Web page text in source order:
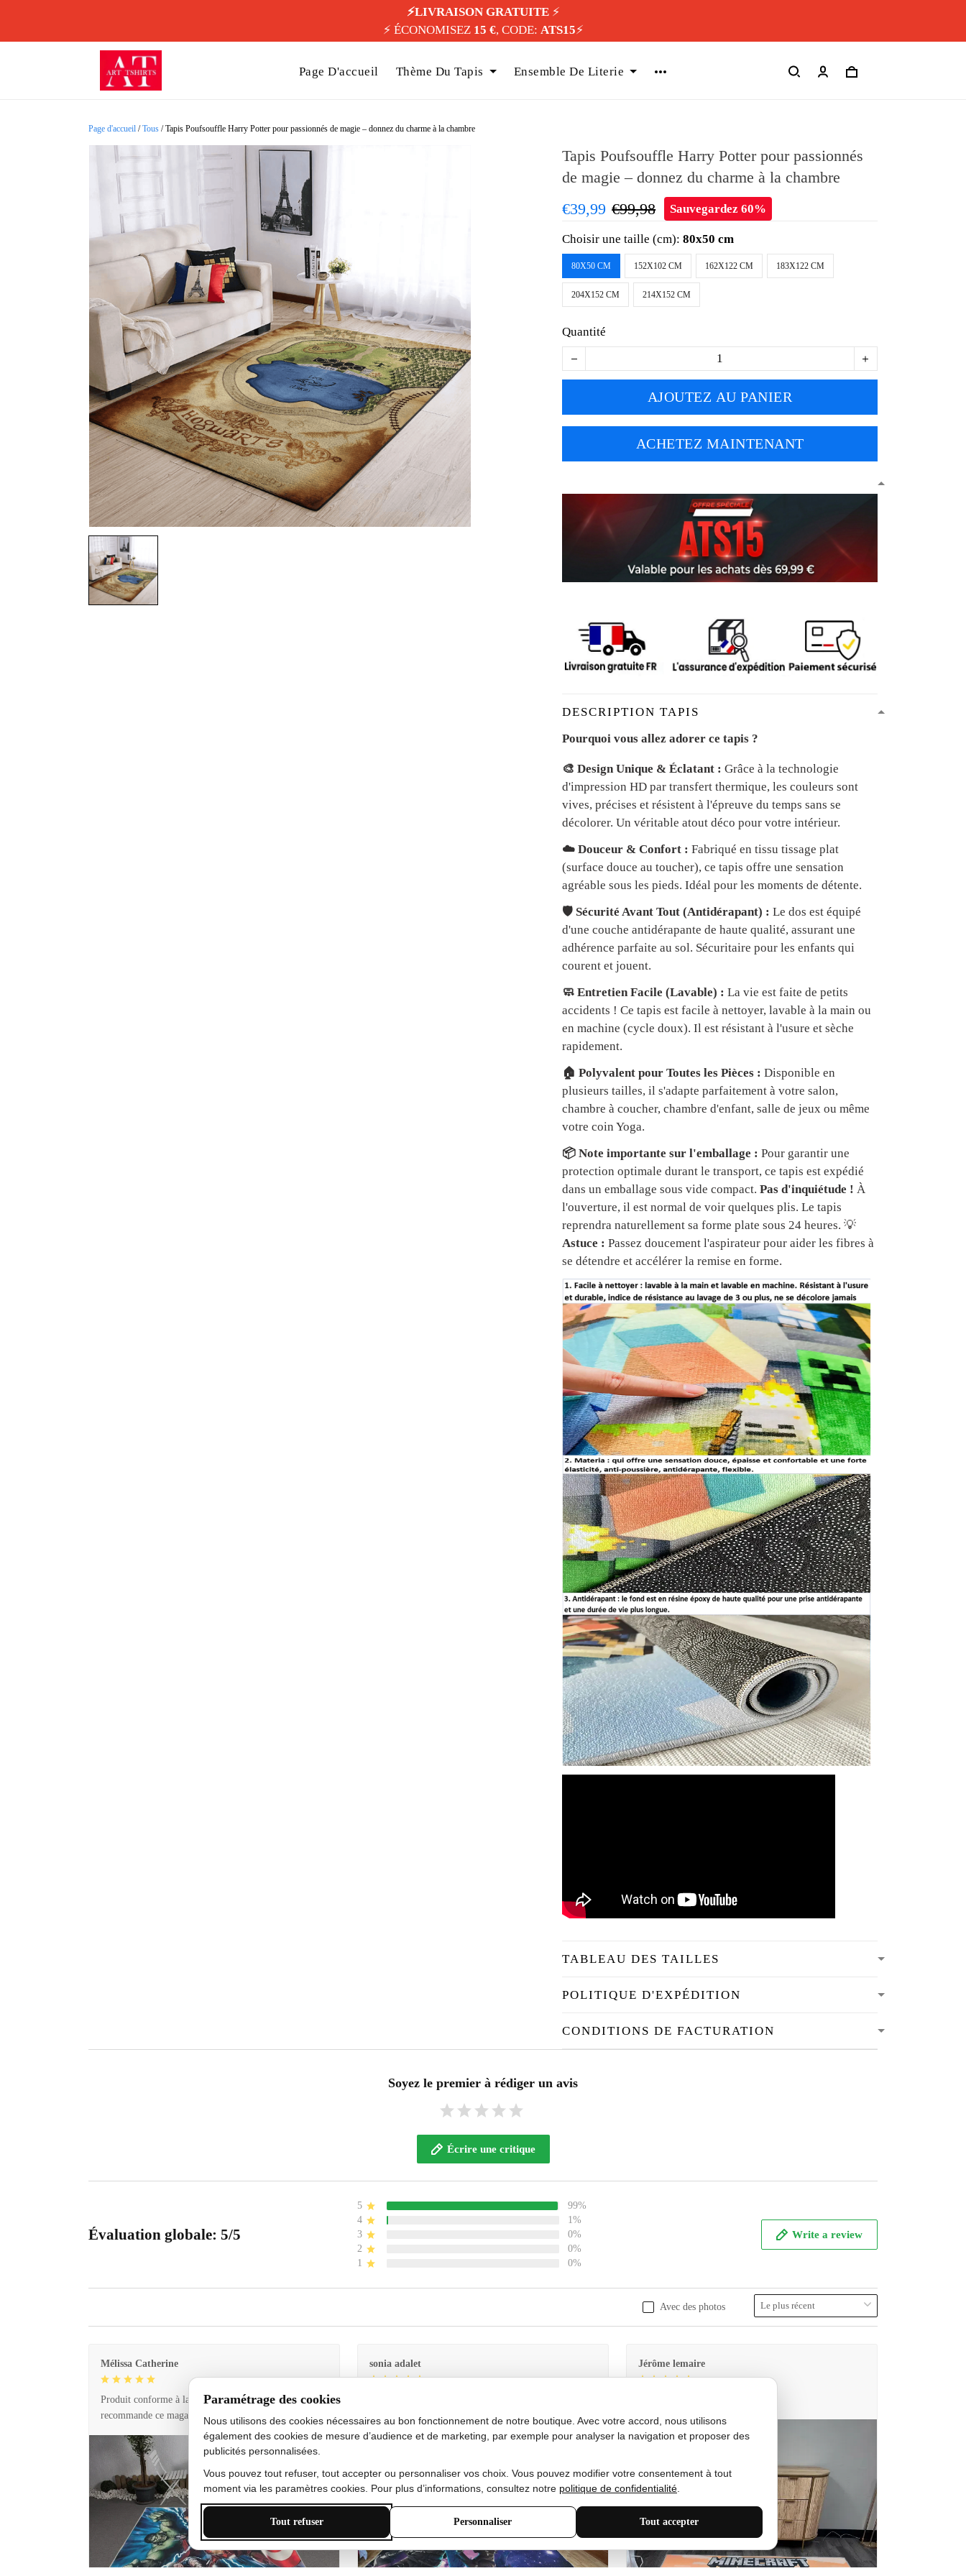
⚡️LIVRAISON GRATUITE⚡️
⚡️ ÉCONOMISEZ 15 €, CODE: ATS15⚡️
Page D'accueil Thème Du Tapis Ensemble De Literie
Page d'accueil /Tous /Tapis Poufsouffle Harry Potter pour passionnés de magie – donnez du charme à la chambre
Tapis Poufsouffle Harry Potter pour passionnés
de magie – donnez du charme à la chambre
€39,99 €99,98 Sauvegardez 60%
Choisir une taille (cm):80x50 cm
80X50 CM 152X102 CM 162X122 CM 183X122 CM
204X152 CM 214X152 CM
Quantité
AJOUTEZ AU PANIER
ACHETEZ MAINTENANT
DESCRIPTION TAPIS
Pourquoi vous allez adorer ce tapis ?
🎨 Design Unique & Éclatant : Grâce à la technologie
d'impression HD par transfert thermique, les couleurs sont
vives, précises et résistent à l'épreuve du temps sans se
décolorer. Un véritable atout déco pour votre intérieur.
☁️ Douceur & Confort : Fabriqué en tissu tissage plat
(surface douce au toucher), ce tapis offre une sensation
agréable sous les pieds. Idéal pour les moments de détente.
🛡️ Sécurité Avant Tout (Antidérapant) : Le dos est équipé
d'une couche antidérapante de haute qualité, assurant une
adhérence parfaite au sol. Sécuritaire pour les enfants qui
courent et jouent.
🧼 Entretien Facile (Lavable) : La vie est faite de petits
accidents ! Ce tapis est facile à nettoyer, lavable à la main ou
en machine (cycle doux). Il est résistant à l'usure et sèche
rapidement.
🏠 Polyvalent pour Toutes les Pièces : Disponible en
plusieurs tailles, il s'adapte parfaitement à votre salon,
chambre à coucher, chambre d'enfant, salle de jeux ou même
votre coin Yoga.
📦 Note importante sur l'emballage : Pour garantir une
protection optimale durant le transport, ce tapis est expédié
dans un emballage sous vide compact.Pas d'inquiétude ! À
l'ouverture, il est normal de voir quelques plis. Le tapis
reprendra naturellement sa forme plate sous 24 heures. 💡
Astuce : Passez doucement l'aspirateur pour aider les fibres à
se détendre et accélérer la remise en forme.
TABLEAU DES TAILLES
POLITIQUE D'EXPÉDITION
CONDITIONS DE FACTURATION
Soyez le premier à rédiger un avis
Écrire une critique
Évaluation globale: 5/5
5
99%
4
1%
3
0%
2
0%
1
0%
Write a review
Avec des photos
Mélissa Catherine
Produit conforme à la description et livraison rapide. Je
recommande ce magasin !
sonia adalet
bon état doux
Jérôme lemaire
Paramétrage des cookies
Nous utilisons des cookies nécessaires au bon fonctionnement de notre boutique. Avec votre accord, nous utilisons
également des cookies de mesure d’audience et de marketing, par exemple pour analyser la navigation et proposer des
publicités personnalisées.
Vous pouvez tout refuser, tout accepter ou personnaliser vos choix. Vous pouvez modifier votre consentement à tout
moment via les paramètres cookies. Pour plus d’informations, consultez notre politique de confidentialité
Tout refuser Personnaliser Tout accepter